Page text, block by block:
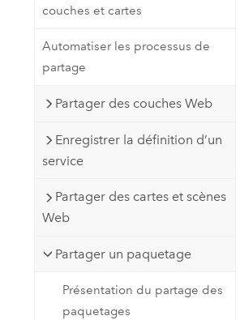
Créer des applications de
couches et cartes
Automatiser les processus de
partage
Partager des couches Web
Enregistrer la définition d’un
service
Partager des cartes et scènes
Web
Partager un paquetage
Présentation du partage des
paquetages